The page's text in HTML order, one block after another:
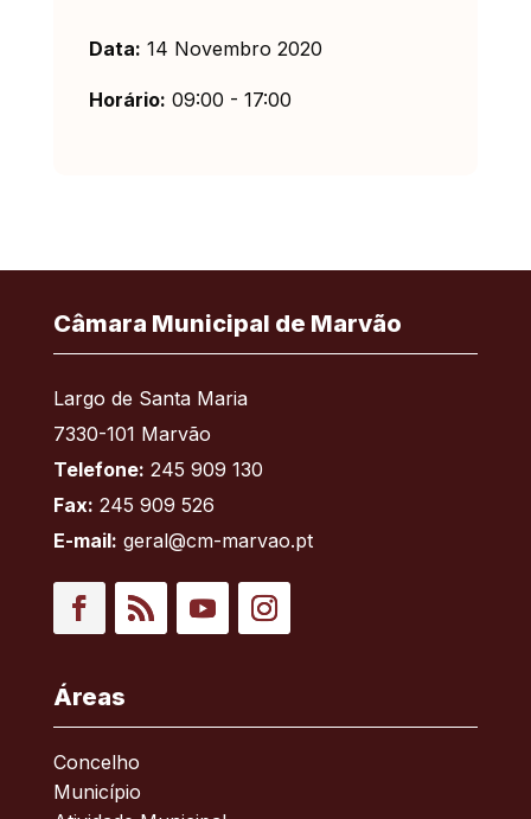
Data: 14 Novembro 2020
Horário: 09:00 - 17:00
Câmara Municipal de Marvão
Largo de Santa Maria
7330-101 Marvão
Telefone: 245 909 130
Fax: 245 909 526
E-mail: geral@cm-marvao.pt
Áreas
Concelho
Município